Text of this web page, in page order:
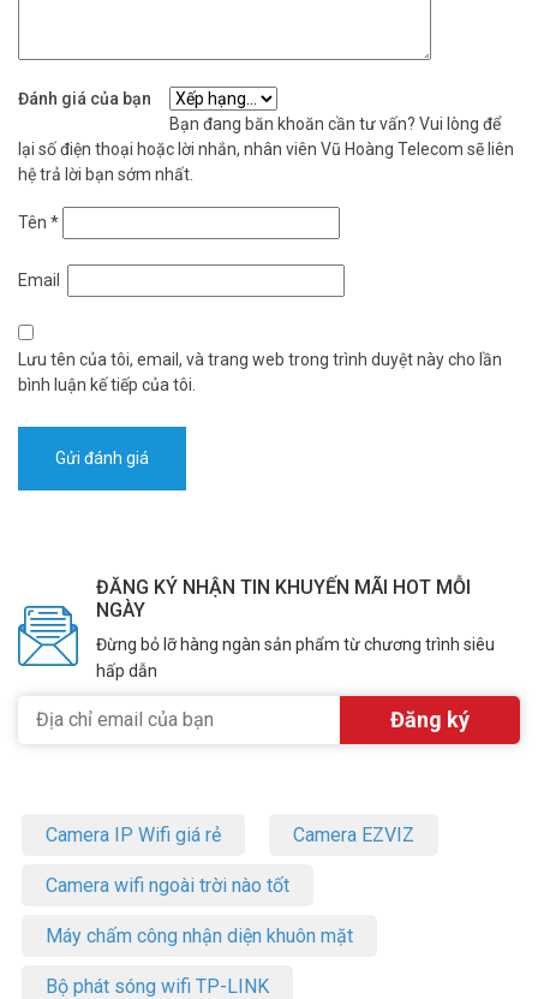
Đánh giá của bạn
Bạn đang băn khoăn cần tư vấn? Vui lòng để
lại số điện thoại hoặc lời nhắn, nhân viên Vũ Hoàng Telecom sẽ liên
hệ trả lời bạn sớm nhất.
Tên *
Email
Lưu tên của tôi, email, và trang web trong trình duyệt này cho lần
bình luận kế tiếp của tôi.
ĐĂNG KÝ NHẬN TIN KHUYẾN MÃI HOT MỖI
NGÀY
Đừng bỏ lỡ hàng ngàn sản phẩm từ chương trình siêu
hấp dẫn
Camera IP Wifi giá rẻ Camera EZVIZ
Camera wifi ngoài trời nào tốt
Máy chấm công nhận diện khuôn mặt
Bộ phát sóng wifi TP-LINK